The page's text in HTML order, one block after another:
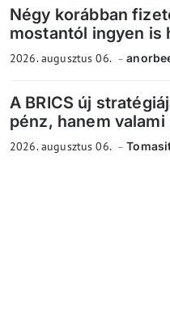
Négy korábban
mostantól ingyen is
2026. augusztus 06.
A BRICS új
pénz, hanem
2026. augusztus 06.